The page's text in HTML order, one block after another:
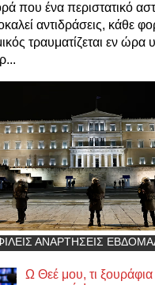
που ένα περιστατικό
αντιδράσεις, κάθε
τραυματίζεται εν ώρα
ΑΝΑΡΤΗΣΕΙΣ
Ω Θεέ μου, τι ξουράφια